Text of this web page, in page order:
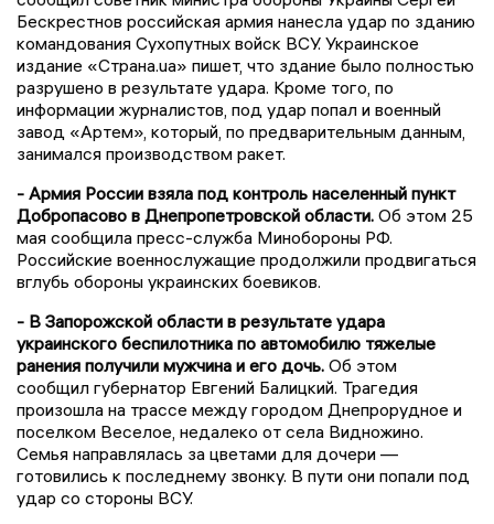
Бескрестнов российская армия нанесла удар по зданию
командования Сухопутных войск ВСУ. Украинское
издание «Страна.ua» пишет, что здание было полностью
разрушено в результате удара. Кроме того, по
информации журналистов, под удар попал и военный
завод «Артем», который, по предварительным данным,
занимался производством ракет.
- Армия России взяла под контроль населенный пункт
Добропасово в Днепропетровской области. Об этом 25
мая сообщила пресс-служба Минобороны РФ.
Российские военнослужащие продолжили продвигаться
вглубь обороны украинских боевиков.
- В Запорожской области в результате удара
украинского беспилотника по автомобилю тяжелые
ранения получили мужчина и его дочь. Об этом
сообщил губернатор Евгений Балицкий. Трагедия
произошла на трассе между городом Днепрорудное и
поселком Веселое, недалеко от села Видножино.
Семья направлялась за цветами для дочери —
готовились к последнему звонку. В пути они попали под
удар со стороны ВСУ.